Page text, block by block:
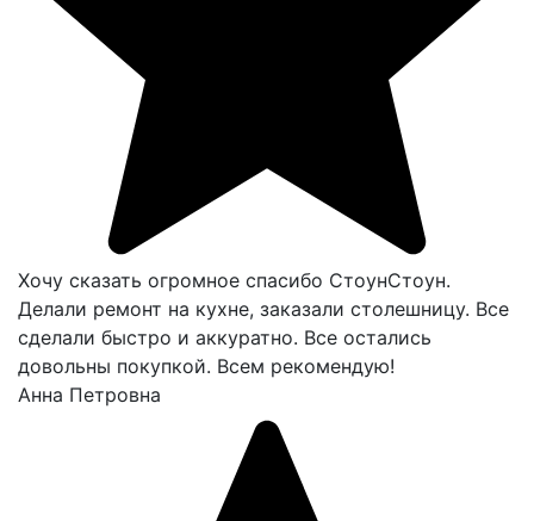
Хочу сказать огромное спасибо СтоунСтоун.
Делали ремонт на кухне, заказали столешницу. Все
сделали быстро и аккуратно. Все остались
довольны покупкой. Всем рекомендую!
Анна Петровна